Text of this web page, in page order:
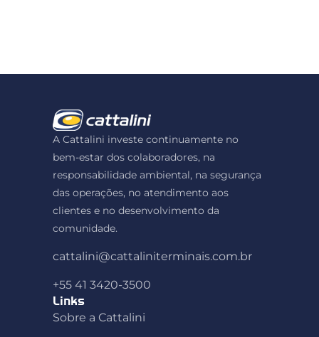
A Cattalini investe continuamente no
bem-estar dos colaboradores, na
responsabilidade ambiental, na segurança
das operações, no atendimento aos
clientes e no desenvolvimento da
comunidade.
cattalini@cattaliniterminais.com.br
+55 41 3420-3500
Links
Sobre a Cattalini